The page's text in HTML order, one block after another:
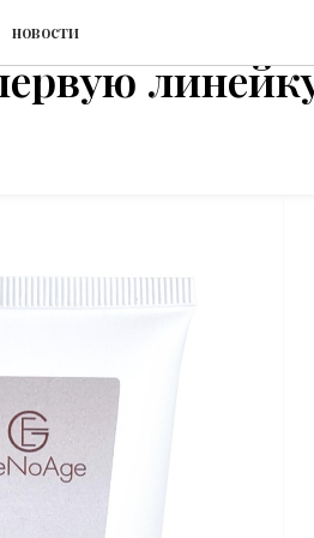
новости